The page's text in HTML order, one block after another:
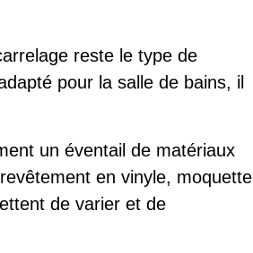
reste le type de
pour la salle de bains, il
un éventail de matériaux
en vinyle, moquette
de varier et de